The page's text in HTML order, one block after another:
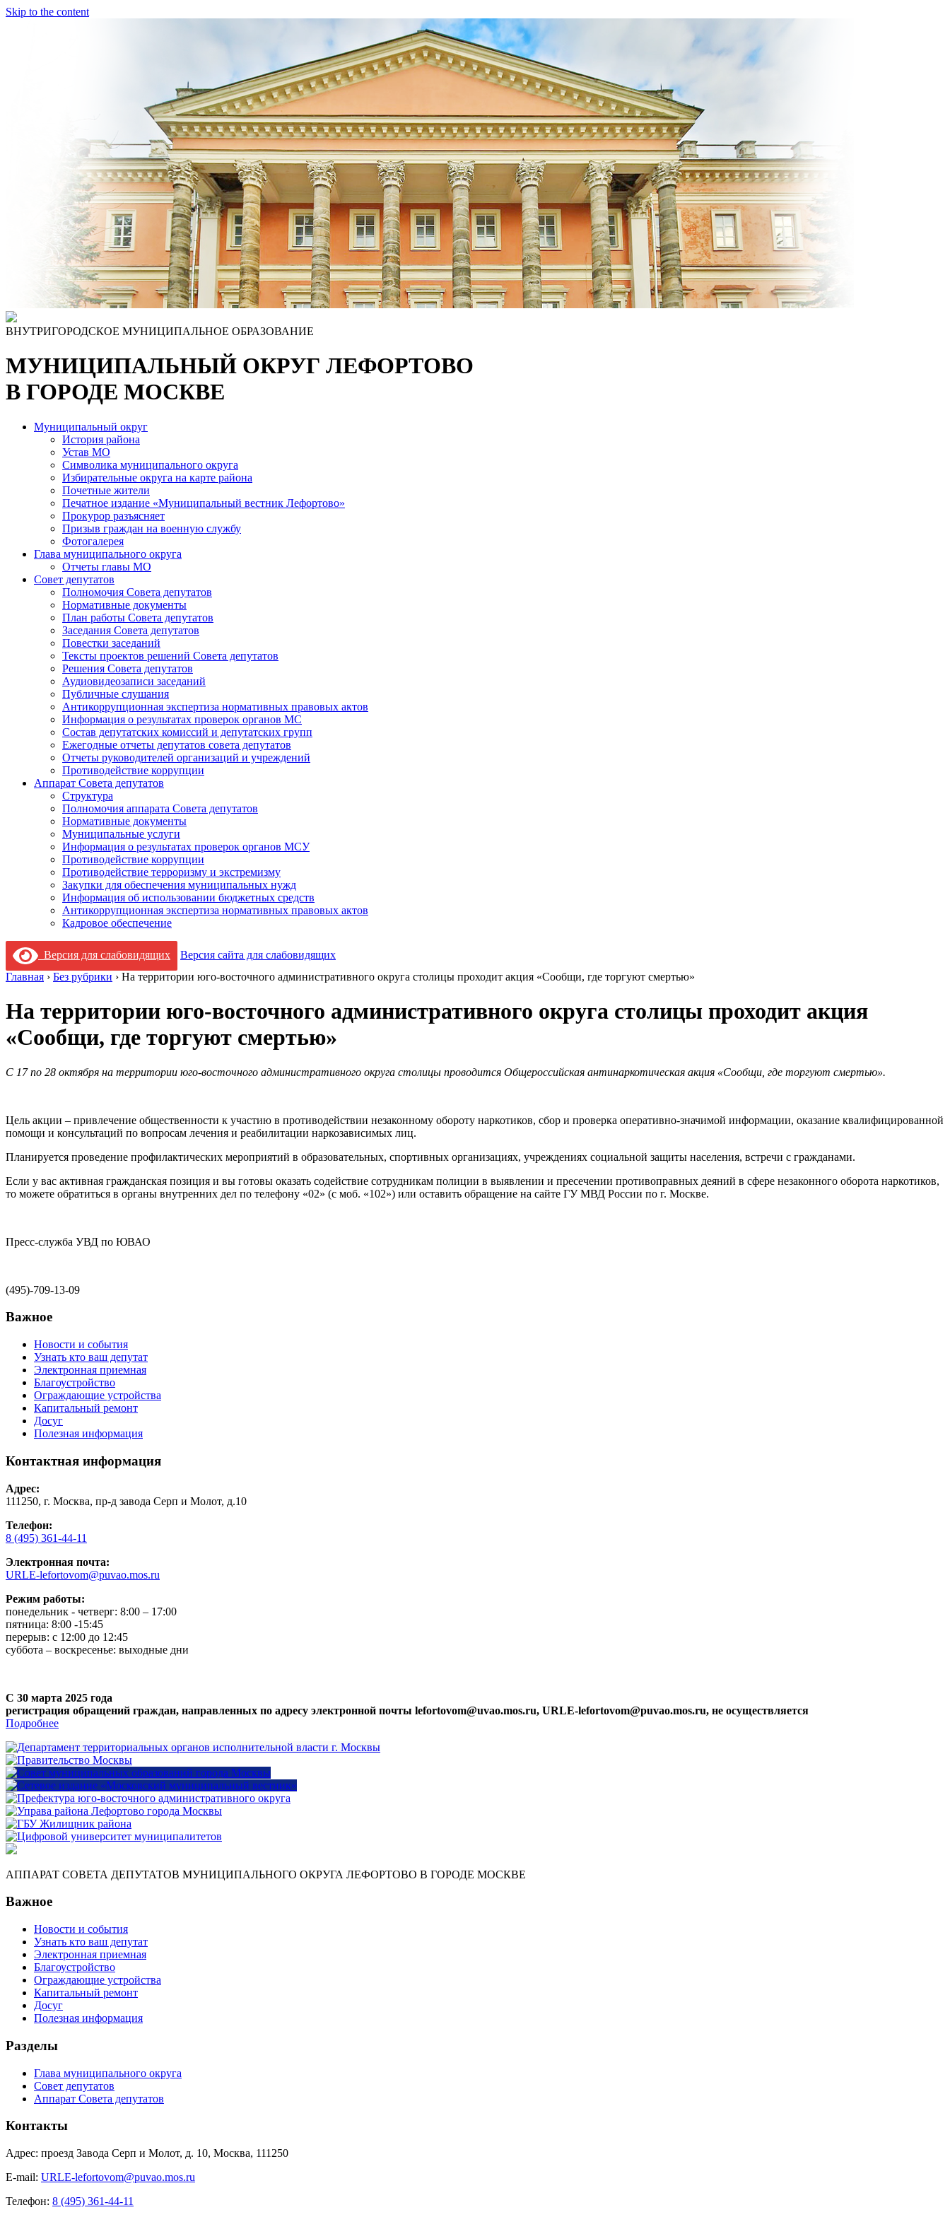
Skip to the content
ВНУТРИГОРОДСКОЕ МУНИЦИПАЛЬНОЕ ОБРАЗОВАНИЕ
МУНИЦИПАЛЬНЫЙ ОКРУГ ЛЕФОРТОВО
В ГОРОДЕ МОСКВЕ
Муниципальный округ
История района
Устав МО
Символика муниципального округа
Избирательные округа на карте района
Почетные жители
Печатное издание «Муниципальный вестник Лефортово»
Прокурор разъясняет
Призыв граждан на военную службу
Фотогалерея
Глава муниципального округа
Отчеты главы МО
Совет депутатов
Полномочия Совета депутатов
Нормативные документы
План работы Совета депутатов
Заседания Cовета депутатов
Повестки заседаний
Тексты проектов решений Совета депутатов
Решения Совета депутатов
Аудиовидеозаписи заседаний
Публичные слушания
Антикоррупционная экспертиза нормативных правовых актов
Информация о результатах проверок органов МС
Состав депутатских комиссий и депутатских групп
Ежегодные отчеты депутатов совета депутатов
Отчеты руководителей организаций и учреждений
Противодействие коррупции
Аппарат Совета депутатов
Структура
Полномочия аппарата Совета депутатов
Нормативные документы
Муниципальные услуги
Информация о результатах проверок органов МСУ
Противодействие коррупции
Противодействие терроризму и экстремизму
Закупки для обеспечения муниципальных нужд
Информация об использовании бюджетных средств
Антикоррупционная экспертиза нормативных правовых актов
Кадровое обеспечение
Версия для слабовидящих
Версия сайта для слабовидящих
Главная › Без рубрики › На территории юго-восточного административного округа столицы проходит акция «Сообщи, где торгуют смертью»
На территории юго-восточного административного округа столицы проходит акция
«Сообщи, где торгуют смертью»
C 17 по 28 октября на территории юго-восточного административного округа столицы проводится Общероссийская антинаркотическая акция «Сообщи, где торгуют смертью».
Цель акции – привлечение общественности к участию в противодействии незаконному обороту наркотиков, сбор и проверка оперативно-значимой информации, оказание квалифицированной
помощи и консультаций по вопросам лечения и реабилитации наркозависимых лиц.
Планируется проведение профилактических мероприятий в образовательных, спортивных организациях, учреждениях социальной защиты населения, встречи с гражданами.
Если у вас активная гражданская позиция и вы готовы оказать содействие сотрудникам полиции в выявлении и пресечении противоправных деяний в сфере незаконного оборота наркотиков,
то можете обратиться в органы внутренних дел по телефону «02» (с моб. «102») или оставить обращение на сайте ГУ МВД России по г. Москве.
Пресс-служба УВД по ЮВАО
(495)-709-13-09
Важное
Новости и события
Узнать кто ваш депутат
Электронная приемная
Благоустройство
Ограждающие устройства
Капитальный ремонт
Досуг
Полезная информация
Контактная информация
Адрес:
111250, г. Москва, пр-д завода Серп и Молот, д.10
Телефон:
8 (495) 361-44-11
Электронная почта:
URLE-lefortovom@puvao.mos.ru
Режим работы:
понедельник - четверг: 8:00 – 17:00
пятница: 8:00 -15:45
перерыв: с 12:00 до 12:45
суббота – воскресенье: выходные дни
С 30 марта 2025 года
регистрация обращений граждан, направленных по адресу электронной почты lefortovom@uvao.mos.ru, URLE-lefortovom@puvao.mos.ru, не осуществляется
Подробнее
АППАРАТ СОВЕТА ДЕПУТАТОВ МУНИЦИПАЛЬНОГО ОКРУГА ЛЕФОРТОВО В ГОРОДЕ МОСКВЕ
Важное
Новости и события
Узнать кто ваш депутат
Электронная приемная
Благоустройство
Ограждающие устройства
Капитальный ремонт
Досуг
Полезная информация
Разделы
Глава муниципального округа
Совет депутатов
Аппарат Совета депутатов
Контакты
Адрес: проезд Завода Серп и Молот, д. 10, Москва, 111250
E-mail: URLE-lefortovom@puvao.mos.ru
Телефон: 8 (495) 361-44-11